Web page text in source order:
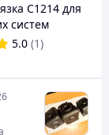
С1214 для
систем
двостороння,
З ніжкою
5.0 (1)